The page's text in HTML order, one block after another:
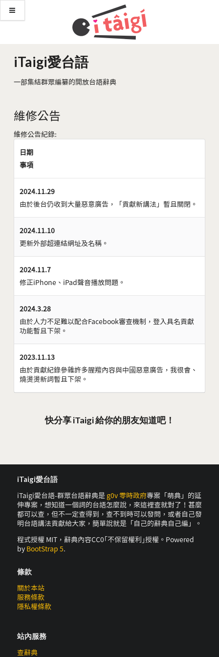
iTaigi愛台語
一部集結群眾編纂的開放台語辭典
維修公告
維修公告紀錄:
日期
事項
2024.11.29
由於後台仍收到大量惡意廣告，「貢獻新講法」暫且關閉。
2024.11.10
更新外部超連結網址及名稱。
2024.11.7
修正iPhone、iPad聲音播放問題。
2024.3.28
由於人力不足難以配合Facebook審查機制，登入具名貢獻
功能暫且下架。
2023.11.13
由於貢獻紀錄參雜許多腥羶內容與中國惡意廣告，我很會、
燒燙燙新詞暫且下架。
快分享 iTaigi 給你的朋友知道吧！
iTaigi愛台語
iTaigi愛台語-群眾台語辭典是 g0v 零時政府專案「萌典」的延
伸專案，想知道一個詞的台語怎麼說，來這裡查就對了！甚麼
都可以查，但不一定查得到，查不到時可以發問，或者自己發
明台語講法貢獻給大家，簡單說就是「自己的辭典自己編」。
程式授權 MIT，辭典內容CC0｢不保留權利｣授權。Powered
by BootStrap 5.
條款
關於本站
服務條款
隱私權條款
站內服務
查辭典